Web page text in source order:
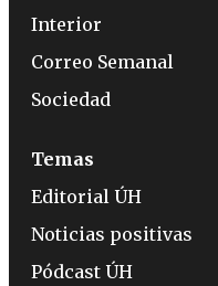
Interior
Correo Semanal
Sociedad
Temas
Editorial ÚH
Noticias positivas
Pódcast ÚH